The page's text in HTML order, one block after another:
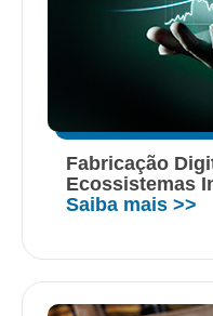
Fabricação
Ecossistemas
Saiba mais >>